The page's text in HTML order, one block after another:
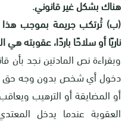
هناك بشكل غير قانوني.
(ب) تُرتكب جريمة بموجب هذا
ناريًا أو سلاحًا باردًا، عقوبته
وبقراءة نص المادتين نجد بأن
دخول أي شخص بدون وجه حق
أو المضايقة أو الترهيب
العقوبة عندما يدخل